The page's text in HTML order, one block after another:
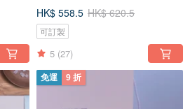
HK$ 558.5 HK$ 620.5
可訂製
5 (27)
免運 9 折